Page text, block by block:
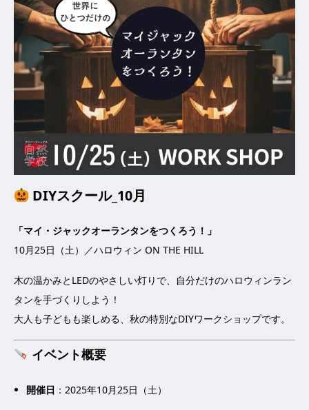
DIYスクール_10月
「マイ・ジャックオーランタンをつくろう！」
10月25日（土）／ハロウィン ON THE HILL
木の温かみとLEDのやさしい灯りで、自分だけのハロウィンラン
タンを手づくりしよう！
大人も子どもも楽しめる、秋の特別なDIYワークショップです。
イベント概要
開催日 ：2025年10月25日（土）